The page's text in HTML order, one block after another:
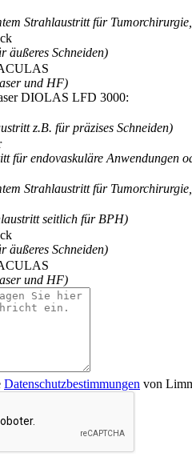
Strahlaustritt für
äußeres Schneiden)
und HF)
DIOLAS LFD 3000:
z.B. für präzises Schneiden)
für endovaskuläre Anwendungen
Strahlaustritt für
seitlich für BPH)
äußeres Schneiden)
und HF)
Datenschutzbestimmungen von